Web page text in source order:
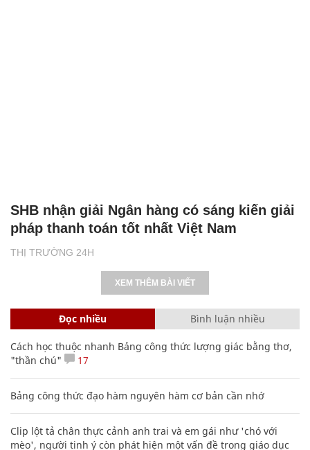
THỊ TRƯỜNG 24H
SHB nhận giải Ngân hàng có sáng kiến giải
pháp thanh toán tốt nhất Việt Nam
XEM THÊM BÀI VIẾT
Đọc nhiều Bình luận nhiều
Cách học thuộc nhanh Bảng công thức lượng giác bằng thơ,
"thần chú"
17
Bảng công thức đạo hàm nguyên hàm cơ bản cần nhớ
Clip lột tả chân thực cảnh anh trai và em gái như 'chó với
mèo', người tinh ý còn phát hiện một vấn đề trong giáo dục